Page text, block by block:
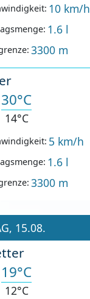
10 km/h
1.6 l
3300 m
30°C
14°C
5 km/h
1.6 l
3300 m
15.08.
19°C
12°C